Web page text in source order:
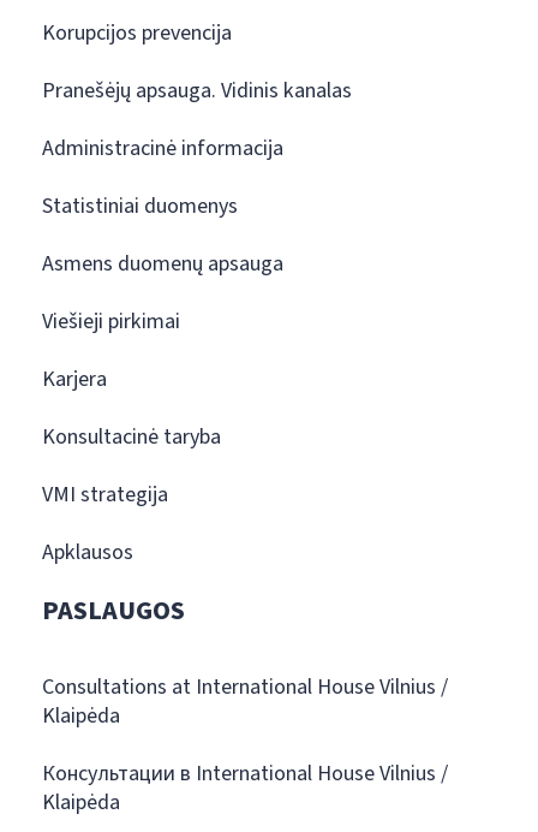
Korupcijos prevencija
Pranešėjų apsauga. Vidinis kanalas
Administracinė informacija
Statistiniai duomenys
Asmens duomenų apsauga
Viešieji pirkimai
Karjera
Konsultacinė taryba
VMI strategija
Apklausos
PASLAUGOS
Consultations at International House Vilnius /
Klaipėda
Консультации в International House Vilnius /
Klaipėda